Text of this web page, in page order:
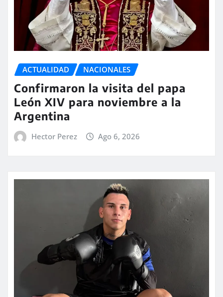
ACTUALIDAD NACIONALES
Confirmaron la visita del papa
León XIV para noviembre a la
Argentina
Hector Perez Ago 6, 2026